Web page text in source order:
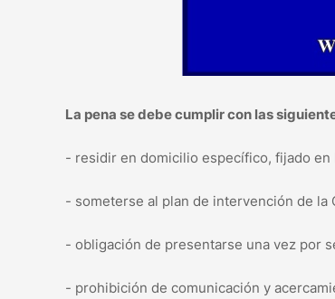
La pena se debe cumplir con las
- residir en domicilio específico, fijado en
- someterse al plan de intervención de la
- obligación de presentarse una vez por
- prohibición de comunicación y